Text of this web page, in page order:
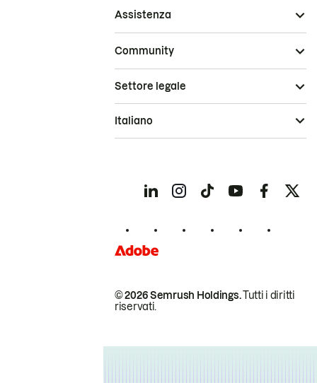
Assistenza
Community
© 2026 Semrush Holdings.Tutti i diritti
riservati.
Settore legale
Italiano